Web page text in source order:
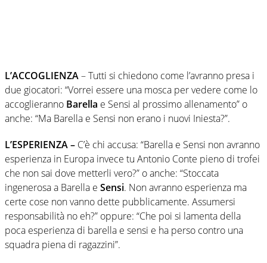
L’ACCOGLIENZA– Tutti si chiedono come l’avranno presa i
due giocatori: “Vorrei essere una mosca per vedere come lo
accoglieranno Barella e Sensi al prossimo allenamento” o
anche: “Ma Barella e Sensi non erano i nuovi Iniesta?”.
L’ESPERIENZA – C’è chi accusa: “Barella e Sensi non avranno
esperienza in Europa invece tu Antonio Conte pieno di trofei
che non sai dove metterli vero?” o anche: “Stoccata
ingenerosa a Barella e Sensi. Non avranno esperienza ma
certe cose non vanno dette pubblicamente. Assumersi
responsabilità no eh?” oppure: “Che poi si lamenta della
poca esperienza di barella e sensi e ha perso contro una
squadra piena di ragazzini”.